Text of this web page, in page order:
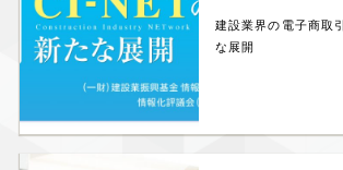
建設業界の電子商取
な展開